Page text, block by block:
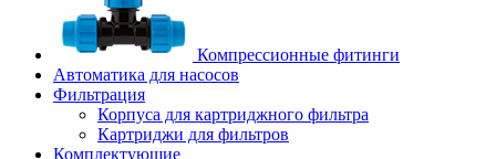
Компрессионные фитинги
Автоматика для насосов
Фильтрация
Корпуса для картриджного фильтра
Картриджи для фильтров
Комплектующие